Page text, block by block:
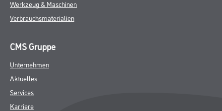
Werkzeug & Maschinen
Verbrauchsmaterialien
CMS Gruppe
Unternehmen
Aktuelles
Services
Karriere